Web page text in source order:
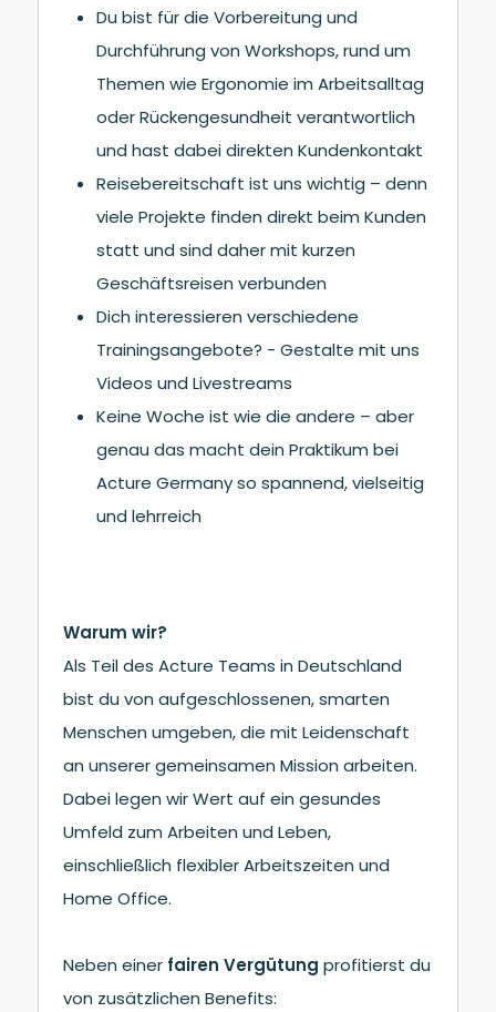
Du bist für die Vorbereitung und
Durchführung von Workshops, rund um
Themen wie Ergonomie im Arbeitsalltag
oder Rückengesundheit verantwortlich
und hast dabei direkten Kundenkontakt
Reisebereitschaft ist uns wichtig – denn
viele Projekte finden direkt beim Kunden
statt und sind daher mit kurzen
Geschäftsreisen verbunden
Dich interessieren verschiedene
Trainingsangebote? - Gestalte mit uns
Videos und Livestreams
Keine Woche ist wie die andere – aber
genau das macht dein Praktikum bei
Acture Germany so spannend, vielseitig
und lehrreich
Warum wir?
Als Teil des Acture Teams in Deutschland
bist du von aufgeschlossenen, smarten
Menschen umgeben, die mit Leidenschaft
an unserer gemeinsamen Mission arbeiten.
Dabei legen wir Wert auf ein gesundes
Umfeld zum Arbeiten und Leben,
einschließlich flexibler Arbeitszeiten und
Home Office.
Neben einer fairen Vergütung profitierst du
von zusätzlichen Benefits: